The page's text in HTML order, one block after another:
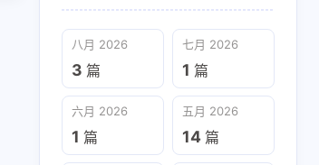
八月 2026
3 篇
七月 2026
1 篇
六月 2026
1 篇
五月 2026
14 篇